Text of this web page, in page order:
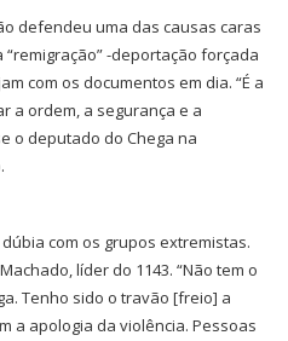
defendeu uma das causas caras
-deportação forçada
com os documentos em dia. “É a
a ordem, a segurança e a
o deputado do Chega na
com os grupos extremistas.
líder do 1143. “Não tem o
Tenho sido o travão [freio] a
a apologia da violência. Pessoas